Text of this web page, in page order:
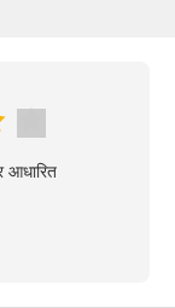
आधारित